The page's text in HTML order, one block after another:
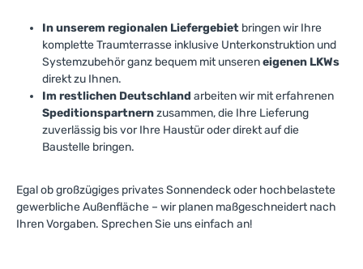
In unserem regionalen Liefergebiet bringen wir Ihre
komplette Traumterrasse inklusive Unterkonstruktion und
Systemzubehör ganz bequem mit unsereneigenen LKWs
direkt zu Ihnen.
Im restlichen Deutschland arbeiten wir mit erfahrenen
Speditionspartnernzusammen, die Ihre Lieferung
zuverlässig bis vor Ihre Haustür oder direkt auf die
Baustelle bringen.
Egal ob großzügiges privates Sonnendeck oder hochbelastete
gewerbliche Außenfläche – wir planen maßgeschneidert nach
Ihren Vorgaben. Sprechen Sie uns einfach an!